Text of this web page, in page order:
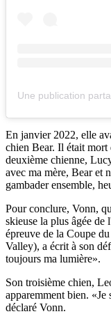
En janvier 2022, elle
chien Bear. Il était mort
deuxième chienne,
avec ma mère, Bear et
gambader ensemble,
Pour conclure, Vonn,
skieuse la plus âgée
épreuve de la Coupe
Valley), a écrit à son
toujours ma lumière».
Son troisième chien,
apparemment bien. «Je
déclaré Vonn.